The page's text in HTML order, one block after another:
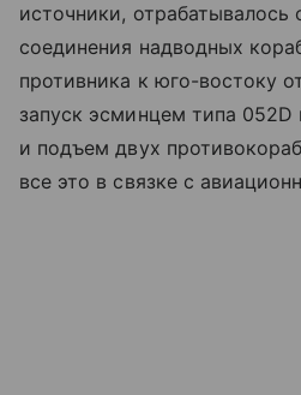
источники, отрабатывалось
соединения надводных
противника к юго-востоку
запуск эсминцем типа 052D
и подъем двух
все это в связке с